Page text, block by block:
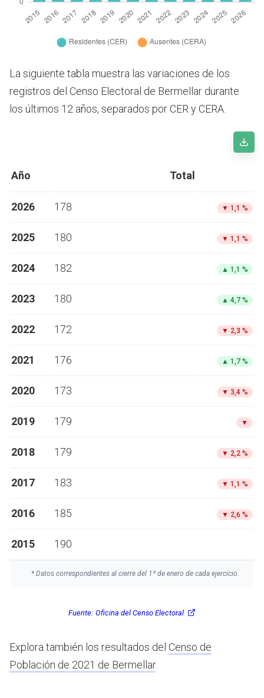
La siguiente tabla muestra las variaciones de los
registros del Censo Electoral de Bermellar durante
los últimos 12 años, separados por CER y CERA.
Año Total
2026 178 ▼ 1,1 %
2025 180 ▼ 1,1 %
2024 182 ▲ 1,1 %
2023 180 ▲ 4,7 %
2022 172 ▼ 2,3 %
2021 176 ▲ 1,7 %
2020 173 ▼ 3,4 %
2019 179 ▼
2018 179 ▼ 2,2 %
2017 183 ▼ 1,1 %
2016 185 ▼ 2,6 %
2015 190
* Datos correspondientes al cierre del 1º de enero de cada ejercicio.
Fuente: Oficina del Censo Electoral
Explora también los resultados del Censo de
Población de 2021 de Bermellar.